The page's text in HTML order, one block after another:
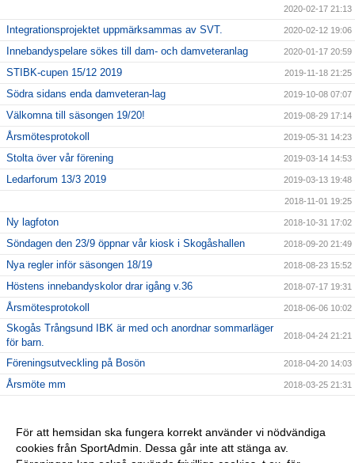
2020-02-17 21:13
Integrationsprojektet uppmärksammas av SVT. 2020-02-12 19:06
Innebandyspelare sökes till dam- och damveteranlag 2020-01-17 20:59
STIBK-cupen 15/12 2019 2019-11-18 21:25
Södra sidans enda damveteran-lag 2019-10-08 07:07
Välkomna till säsongen 19/20! 2019-08-29 17:14
Årsmötesprotokoll 2019-05-31 14:23
Stolta över vår förening 2019-03-14 14:53
Ledarforum 13/3 2019 2019-03-13 19:48
2018-11-01 19:25
Ny lagfoton 2018-10-31 17:02
Söndagen den 23/9 öppnar vår kiosk i Skogåshallen 2018-09-20 21:49
Nya regler inför säsongen 18/19 2018-08-23 15:52
Höstens innebandyskolor drar igång v.36 2018-07-17 19:31
Årsmötesprotokoll 2018-06-06 10:02
Skogås Trångsund IBK är med och anordnar sommarläger
för barn.
2018-04-24 21:21
Föreningsutveckling på Bosön 2018-04-20 14:03
Årsmöte mm 2018-03-25 21:31
Julturneringen ersätts av STIBK-cupen 2018-02-01 21:34
2018-01-14 22:21
För att hemsidan ska fungera korrekt använder vi nödvändiga
cookies från SportAdmin. Dessa går inte att stänga av.